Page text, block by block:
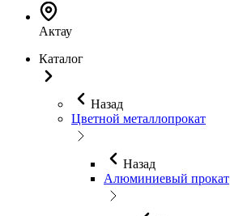
Актау
Каталог
Назад
Цветной металлопрокат
Назад
Алюминиевый прокат